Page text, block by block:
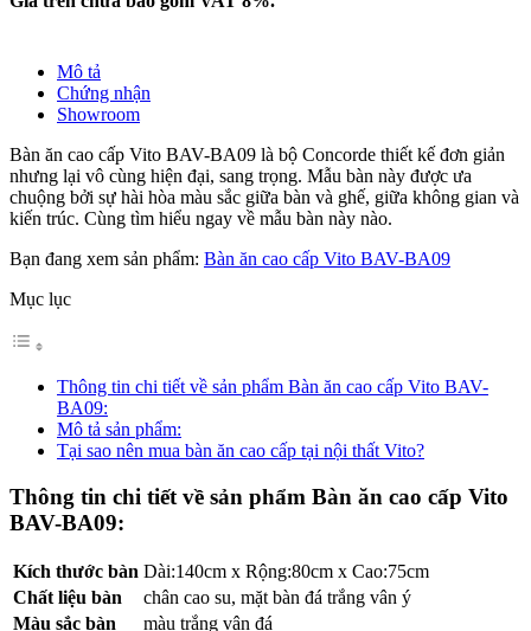
Mô tả
Chứng nhận
Showroom
Bàn ăn cao cấp Vito BAV-BA09 là bộ Concorde thiết kế đơn giản
nhưng lại vô cùng hiện đại, sang trọng. Mẫu bàn này được ưa
chuộng bởi sự hài hòa màu sắc giữa bàn và ghế, giữa không gian và
kiến trúc. Cùng tìm hiểu ngay về mẫu bàn này nào.
Bạn đang xem sản phẩm: Bàn ăn cao cấp Vito BAV-BA09
Mục lục
Thông tin chi tiết về sản phẩm Bàn ăn cao cấp Vito BAV-
BA09:
Mô tả sản phẩm:
Tại sao nên mua bàn ăn cao cấp tại nội thất Vito?
Thông tin chi tiết về sản phẩm Bàn ăn cao cấp Vito
BAV-BA09:
Kích thước bàn Dài:140cm x Rộng:80cm x Cao:75cm
Chất liệu bàn
chân cao su, mặt bàn đá trắng vân ý
Màu sắc bàn
màu trắng vân đá